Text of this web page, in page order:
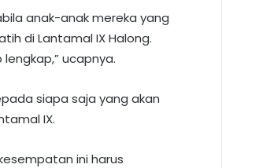
anak-anak mereka yang
di Lantamal IX Halong.
ucapnya.
siapa saja yang akan
IX.
ini harus